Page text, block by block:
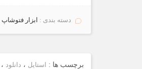
دسته بندی : ابزار فتوشاپ
برچسب ها : استایل ، دانلود ،